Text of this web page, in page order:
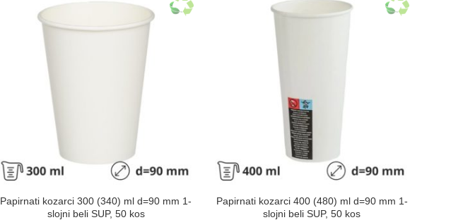
Papirnati kozarci 300 (340) ml d=90 mm 1-
slojni beli SUP, 50 kos
Papirnati kozarci 400 (480) ml d=90 mm 1-
slojni beli SUP, 50 kos